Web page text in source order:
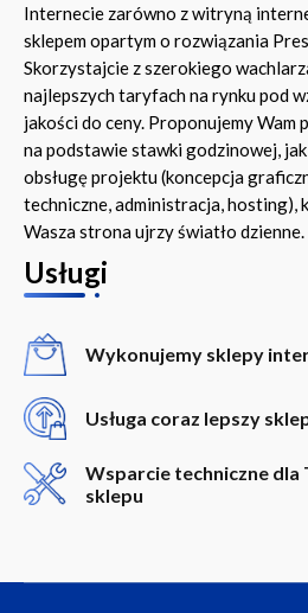
Internecie zarówno z witryną
sklepem opartym o rozwiązania
Skorzystajcie z szerokiego
najlepszych taryfach na rynku pod
jakości do ceny. Proponujemy Wam
na podstawie stawki godzinowej,
obsługę projektu (koncepcja
techniczne, administracja, hosting),
Wasza strona ujrzy światło dzienne.
Usługi
Wykonujemy sklepy
Usługa coraz lepszy
Wsparcie techniczne dla
sklepu